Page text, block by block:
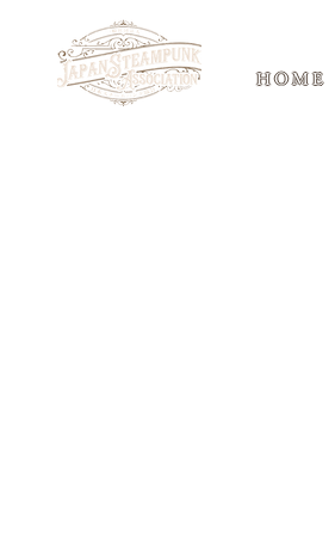
HOME